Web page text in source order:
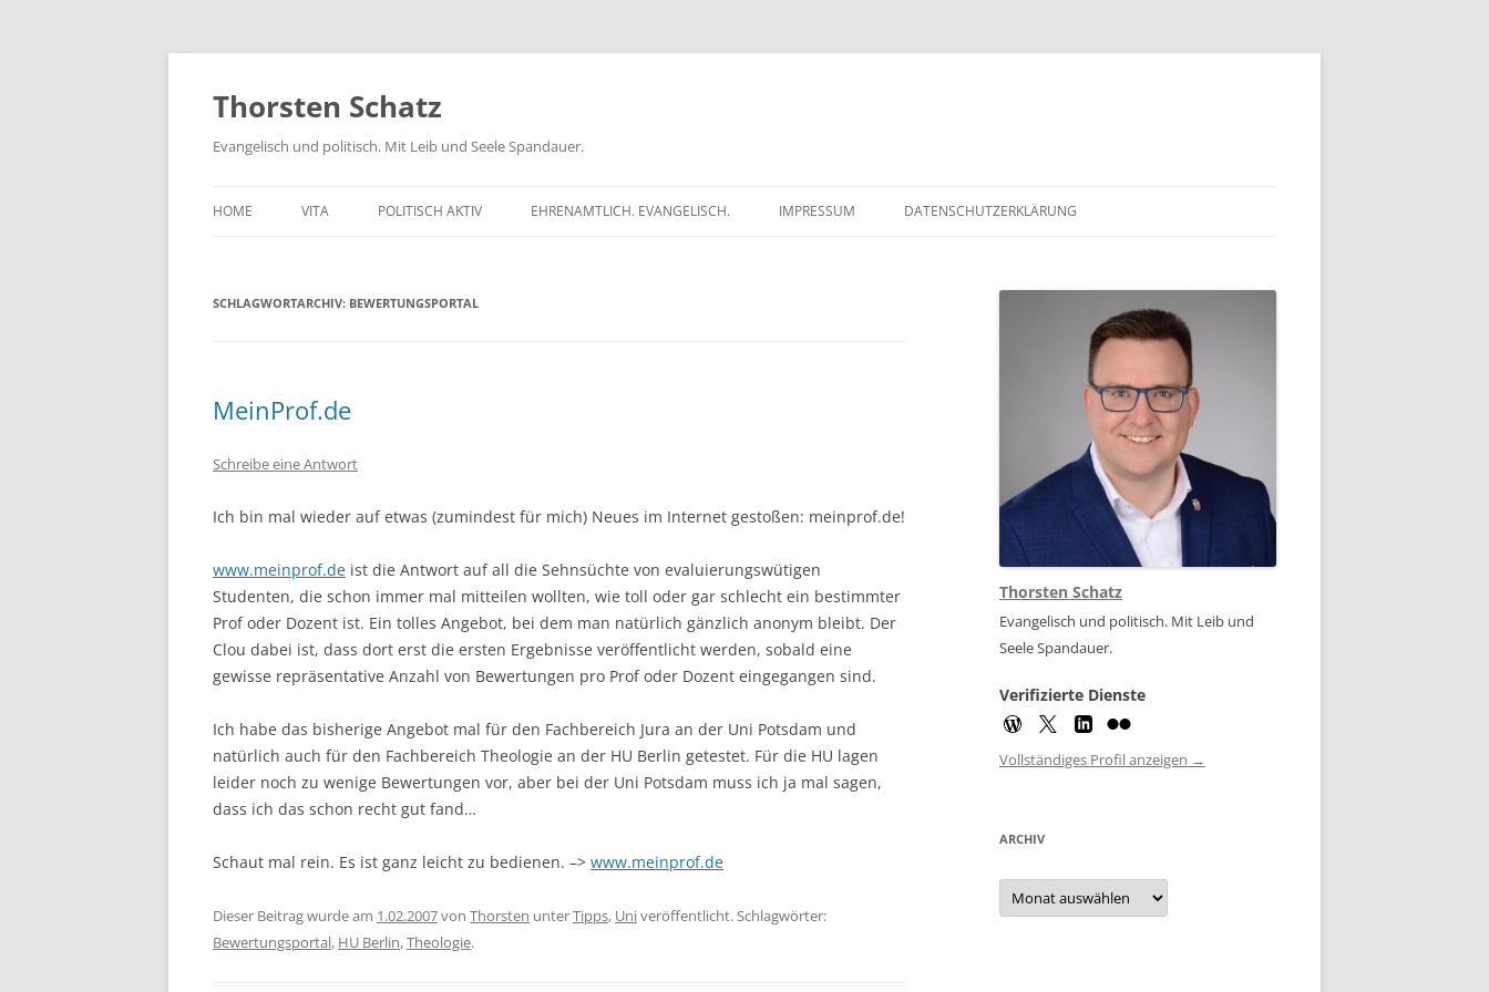
Zum
springen
Thorsten Schatz
Evangelisch und politisch. Mit Leib und Seele Spandauer.
HOME VITA POLITISCH AKTIV
SCHRIFTLICHE ANFRAGEN
EHRENAMTLICH. EVANGELISCH. IMPRESSUM DATENSCHUTZERKLÄRUNG
SCHLAGWORTARCHIV: BEWERTUNGSPORTAL
MeinProf.de
Schreibe eine Antwort
Ich bin mal wieder auf etwas (zumindest für mich) Neues im Internet gestoßen: meinprof.de!
www.meinprof.de ist die Antwort auf all die Sehnsüchte von evaluierungswütigen
Studenten, die schon immer mal mitteilen wollten, wie toll oder gar schlecht ein bestimmter
Prof oder Dozent ist. Ein tolles Angebot, bei dem man natürlich gänzlich anonym bleibt. Der
Clou dabei ist, dass dort erst die ersten Ergebnisse veröffentlicht werden, sobald eine
gewisse repräsentative Anzahl von Bewertungen pro Prof oder Dozent eingegangen sind.
Ich habe das bisherige Angebot mal für den Fachbereich Jura an der Uni Potsdam und
natürlich auch für den Fachbereich Theologie an der HU Berlin getestet. Für die HU lagen
leider noch zu wenige Bewertungen vor, aber bei der Uni Potsdam muss ich ja mal sagen,
dass ich das schon recht gut fand…
Schaut mal rein. Es ist ganz leicht zu bedienen. –> www.meinprof.de
Dieser Beitrag wurde am 1.02.2007von Thorsten unterTipps, Univeröffentlicht. Schlagwörter:
Bewertungsportal, HU Berlin,Theologie.
Thorsten Schatz
Evangelisch und politisch. Mit Leib und
Seele Spandauer.
Verifizierte Dienste
Vollständiges Profil anzeigen →
ARCHIV
Archiv